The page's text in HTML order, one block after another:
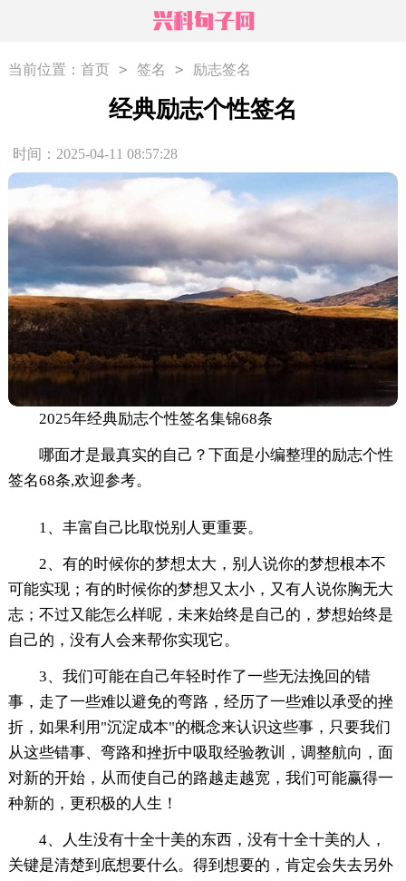
当前位置： 首页 > 签名 > 励志签名
经典励志个性签名
时间：2025-04-11 08:57:28
2025年经典励志个性签名集锦68条
哪面才是最真实的自己？下面是小编整理的励志个性
签名68条,欢迎参考。
1、丰富自己比取悦别人更重要。
2、有的时候你的梦想太大，别人说你的梦想根本不
可能实现；有的时候你的梦想又太小，又有人说你胸无大
志；不过又能怎么样呢，未来始终是自己的，梦想始终是
自己的，没有人会来帮你实现它。
3、我们可能在自己年轻时作了一些无法挽回的错
事，走了一些难以避免的弯路，经历了一些难以承受的挫
折，如果利用"沉淀成本"的概念来认识这些事，只要我们
从这些错事、弯路和挫折中吸取经验教训，调整航向，面
对新的开始，从而使自己的路越走越宽，我们可能赢得一
种新的，更积极的人生！
4、人生没有十全十美的东西，没有十全十美的人，
关键是清楚到底想要什么。得到想要的，肯定会失去另外